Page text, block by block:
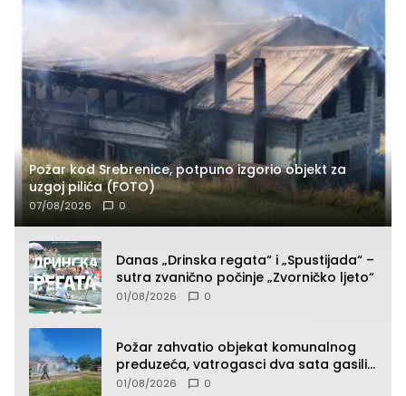
Požar kod Srebrenice, potpuno izgorio objekt za
uzgoj pilića (FOTO)
07/08/2026 0
Danas „Drinska regata“ i „Spustijada“ –
sutra zvanično počinje „Zvorničko ljeto“
01/08/2026 0
Požar zahvatio objekat komunalnog
preduzeća, vatrogasci dva sata gasili
vatru (FOTO)
01/08/2026 0